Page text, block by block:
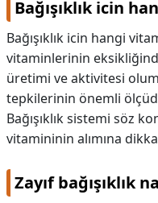
Bağışıklık icin
Bağışıklık icin hangi
vitaminlerinin
üretimi ve aktivitesi
tepkilerinin önemli
Bağışıklık sistemi söz
vitamininin alımına
Zayıf bağışıklık